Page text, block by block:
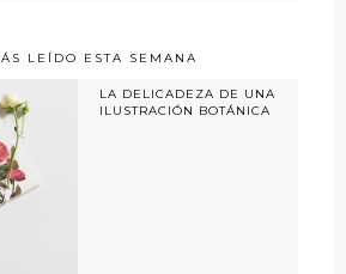
LEÍDO ESTA SEMANA
LA DELICADEZA DE UNA
ILUSTRACIÓN BOTÁNICA